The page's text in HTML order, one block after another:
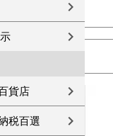
貨店
税百選